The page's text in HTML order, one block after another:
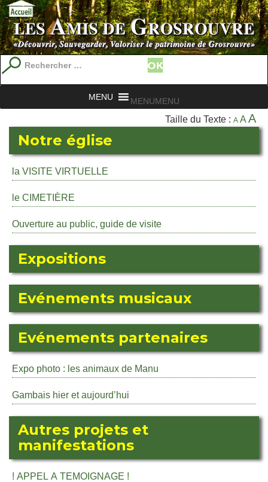
Recherche
pour
:
MENUMENU
Taille du Texte : A A A
Notre église
la VISITE VIRTUELLE
le CIMETIÈRE
Ouverture au public, guide de visite
Expositions
Evénements musicaux
Evénements partenaires
Expo photo : les animaux de Manu
Gambais hier et aujourd’hui
Autres projets et
manifestations
! APPEL A TEMOIGNAGE !